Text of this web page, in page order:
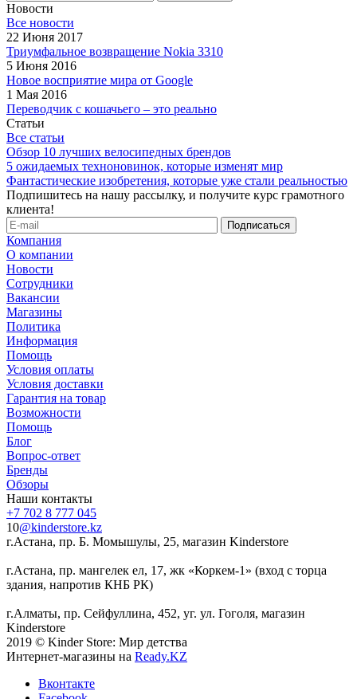
Новости
Все новости
22 Июня 2017
Триумфальное возвращение Nokia 3310
5 Июня 2016
Новое восприятие мира от Google
1 Мая 2016
Переводчик с кошачьего – это реально
Статьи
Все статьи
Обзор 10 лучших велосипедных брендов
5 ожидаемых техноновинок, которые изменят мир
Фантастические изобретения, которые уже стали реальностью
Подпишитесь на нашу рассылку, и получите курс грамотного
клиента!
Компания
О компании
Новости
Сотрудники
Вакансии
Магазины
Политика
Информация
Помощь
Условия оплаты
Условия доставки
Гарантия на товар
Возможности
Помощь
Блог
Вопрос-ответ
Бренды
Обзоры
Наши контакты
+7 702 8 777 045
10@kinderstore.kz
г.Астана, пр. Б. Момышулы, 25, магазин Kinderstore
г.Астана, пр. мангелек ел, 17, жк «Коркем-1» (вход с торца
здания, напротив КНБ РК)
г.Алматы, пр. Сейфуллина, 452, уг. ул. Гоголя, магазин
Kinderstore
2019 © Kinder Store: Мир детства
Интернет-магазины на Ready.KZ
Вконтакте